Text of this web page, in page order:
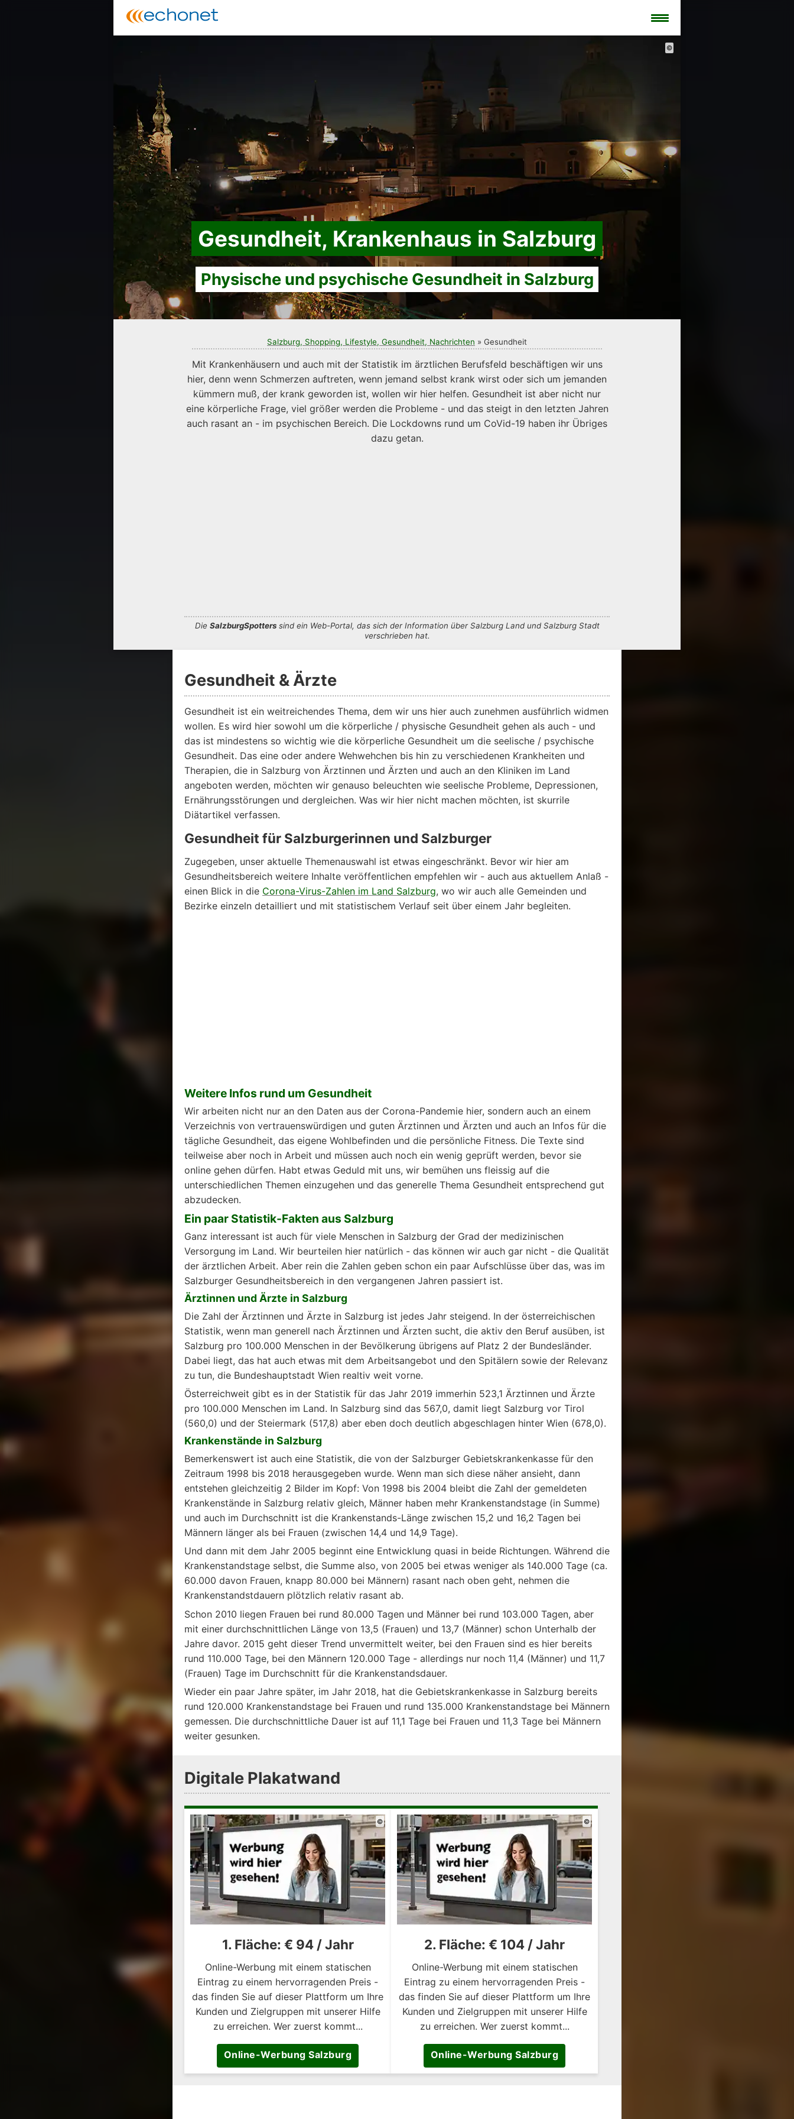
Gesundheit, Krankenhaus in Salzburg
Physische und psychische Gesundheit in Salzburg
©
Salzburg, Shopping, Lifestyle, Gesundheit, Nachrichten » Gesundheit
Mit Krankenhäusern und auch mit der Statistik im ärztlichen Berufsfeld beschäftigen wir uns
hier, denn wenn Schmerzen auftreten, wenn jemand selbst krank wirst oder sich um jemanden
kümmern muß, der krank geworden ist, wollen wir hier helfen. Gesundheit ist aber nicht nur
eine körperliche Frage, viel größer werden die Probleme - und das steigt in den letzten Jahren
auch rasant an - im psychischen Bereich. Die Lockdowns rund um CoVid-19 haben ihr Übriges
dazu getan.
Die SalzburgSpotterssind ein Web-Portal, das sich der Information über Salzburg Land und Salzburg Stadt
verschrieben hat.
Gesundheit & Ärzte
Gesundheit ist ein weitreichendes Thema, dem wir uns hier auch zunehmen ausführlich widmen
wollen. Es wird hier sowohl um die körperliche / physische Gesundheit gehen als auch - und
das ist mindestens so wichtig wie die körperliche Gesundheit um die seelische / psychische
Gesundheit. Das eine oder andere Wehwehchen bis hin zu verschiedenen Krankheiten und
Therapien, die in Salzburg von Ärztinnen und Ärzten und auch an den Kliniken im Land
angeboten werden, möchten wir genauso beleuchten wie seelische Probleme, Depressionen,
Ernährungsstörungen und dergleichen. Was wir hier nicht machen möchten, ist skurrile
Diätartikel verfassen.
Gesundheit für Salzburgerinnen und Salzburger
Zugegeben, unser aktuelle Themenauswahl ist etwas eingeschränkt. Bevor wir hier am
Gesundheitsbereich weitere Inhalte veröffentlichen empfehlen wir - auch aus aktuellem Anlaß -
einen Blick in die Corona-Virus-Zahlen im Land Salzburg, wo wir auch alle Gemeinden und
Bezirke einzeln detailliert und mit statistischem Verlauf seit über einem Jahr begleiten.
Weitere Infos rund um Gesundheit
Wir arbeiten nicht nur an den Daten aus der Corona-Pandemie hier, sondern auch an einem
Verzeichnis von vertrauenswürdigen und guten Ärztinnen und Ärzten und auch an Infos für die
tägliche Gesundheit, das eigene Wohlbefinden und die persönliche Fitness. Die Texte sind
teilweise aber noch in Arbeit und müssen auch noch ein wenig geprüft werden, bevor sie
online gehen dürfen. Habt etwas Geduld mit uns, wir bemühen uns fleissig auf die
unterschiedlichen Themen einzugehen und das generelle Thema Gesundheit entsprechend gut
abzudecken.
Ein paar Statistik-Fakten aus Salzburg
Ganz interessant ist auch für viele Menschen in Salzburg der Grad der medizinischen
Versorgung im Land. Wir beurteilen hier natürlich - das können wir auch gar nicht - die Qualität
der ärztlichen Arbeit. Aber rein die Zahlen geben schon ein paar Aufschlüsse über das, was im
Salzburger Gesundheitsbereich in den vergangenen Jahren passiert ist.
Ärztinnen und Ärzte in Salzburg
Die Zahl der Ärztinnen und Ärzte in Salzburg ist jedes Jahr steigend. In der österreichischen
Statistik, wenn man generell nach Ärztinnen und Ärzten sucht, die aktiv den Beruf ausüben, ist
Salzburg pro 100.000 Menschen in der Bevölkerung übrigens auf Platz 2 der Bundesländer.
Dabei liegt, das hat auch etwas mit dem Arbeitsangebot und den Spitälern sowie der Relevanz
zu tun, die Bundeshauptstadt Wien realtiv weit vorne.
Österreichweit gibt es in der Statistik für das Jahr 2019 immerhin 523,1 Ärztinnen und Ärzte
pro 100.000 Menschen im Land. In Salzburg sind das 567,0, damit liegt Salzburg vor Tirol
(560,0) und der Steiermark (517,8) aber eben doch deutlich abgeschlagen hinter Wien (678,0).
Krankenstände in Salzburg
Bemerkenswert ist auch eine Statistik, die von der Salzburger Gebietskrankenkasse für den
Zeitraum 1998 bis 2018 herausgegeben wurde. Wenn man sich diese näher ansieht, dann
entstehen gleichzeitig 2 Bilder im Kopf: Von 1998 bis 2004 bleibt die Zahl der gemeldeten
Krankenstände in Salzburg relativ gleich, Männer haben mehr Krankenstandstage (in Summe)
und auch im Durchschnitt ist die Krankenstands-Länge zwischen 15,2 und 16,2 Tagen bei
Männern länger als bei Frauen (zwischen 14,4 und 14,9 Tage).
Und dann mit dem Jahr 2005 beginnt eine Entwicklung quasi in beide Richtungen. Während die
Krankenstandstage selbst, die Summe also, von 2005 bei etwas weniger als 140.000 Tage (ca.
60.000 davon Frauen, knapp 80.000 bei Männern) rasant nach oben geht, nehmen die
Krankenstandstdauern plötzlich relativ rasant ab.
Schon 2010 liegen Frauen bei rund 80.000 Tagen und Männer bei rund 103.000 Tagen, aber
mit einer durchschnittlichen Länge von 13,5 (Frauen) und 13,7 (Männer) schon Unterhalb der
Jahre davor. 2015 geht dieser Trend unvermittelt weiter, bei den Frauen sind es hier bereits
rund 110.000 Tage, bei den Männern 120.000 Tage - allerdings nur noch 11,4 (Männer) und 11,7
(Frauen) Tage im Durchschnitt für die Krankenstandsdauer.
Wieder ein paar Jahre später, im Jahr 2018, hat die Gebietskrankenkasse in Salzburg bereits
rund 120.000 Krankenstandstage bei Frauen und rund 135.000 Krankenstandstage bei Männern
gemessen. Die durchschnittliche Dauer ist auf 11,1 Tage bei Frauen und 11,3 Tage bei Männern
weiter gesunken.
Digitale Plakatwand
©
1. Fläche: € 94 / Jahr
Online-Werbung mit einem statischen
Eintrag zu einem hervorragenden Preis -
das finden Sie auf dieser Plattform um Ihre
Kunden und Zielgruppen mit unserer Hilfe
zu erreichen. Wer zuerst kommt...
Online-Werbung Salzburg
©
2. Fläche: € 104 / Jahr
Online-Werbung mit einem statischen
Eintrag zu einem hervorragenden Preis -
das finden Sie auf dieser Plattform um Ihre
Kunden und Zielgruppen mit unserer Hilfe
zu erreichen. Wer zuerst kommt...
Online-Werbung Salzburg